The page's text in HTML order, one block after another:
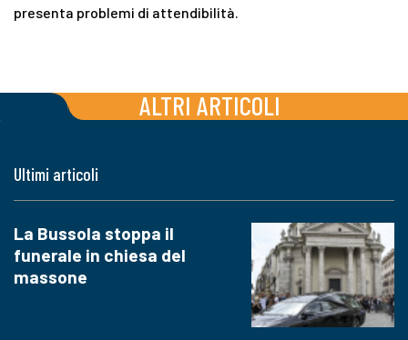
presenta problemi di attendibilità.
ALTRI ARTICOLI
Ultimi articoli
La Bussola stoppa il
funerale in chiesa del
massone